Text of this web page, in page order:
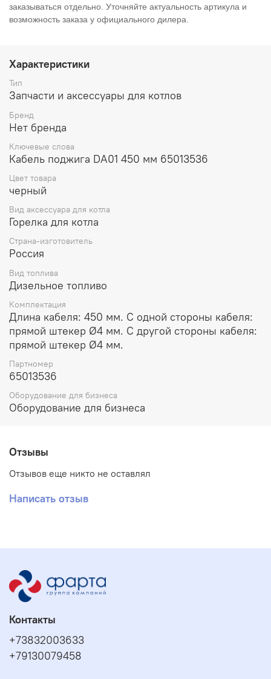
заказываться отдельно. Уточняйте актуальность артикула и
возможность заказа у официального дилера.
Характеристики
Тип
Запчасти и аксессуары для котлов
Бренд
Нет бренда
Ключевые слова
Кабель поджига DA01 450 мм 65013536
Цвет товара
черный
Вид аксессуара для котла
Горелка для котла
Страна-изготовитель
Россия
Вид топлива
Дизельное топливо
Комплектация
Длина кабеля: 450 мм. С одной стороны кабеля:
прямой штекер Ø4 мм. С другой стороны кабеля:
прямой штекер Ø4 мм.
Партномер
65013536
Оборудование для бизнеса
Оборудование для бизнеса
Отзывы
Отзывов еще никто не оставлял
Написать отзыв
Контакты
+73832003633
+79130079458